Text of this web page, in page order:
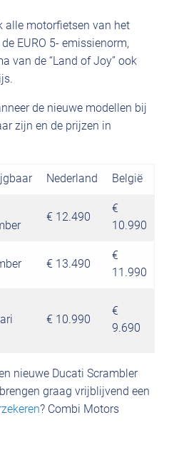
alle motorfietsen van het
EURO 5- emissienorm,
van de “Land of Joy” ook
de nieuwe modellen bij
zijn en de prijzen in
Nederland België
€ 12.490
€
10.990
€ 13.490
€
11.990
€ 10.990
€
9.690
nieuwe Ducati Scrambler
graag vrijblijvend een
? Combi Motors